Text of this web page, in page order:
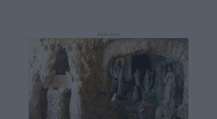
REKLAMA